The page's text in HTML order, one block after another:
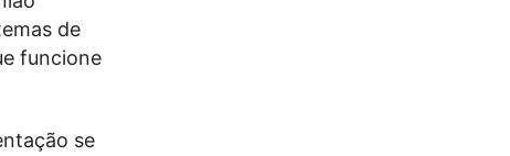
de
funcione
se